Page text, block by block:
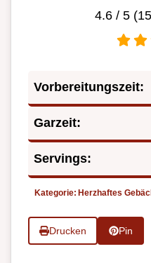
4.6 / 5 (15
Vorbereitungszeit:
Garzeit:
Servings:
Kategorie: Herzhaftes
Drucken Pin